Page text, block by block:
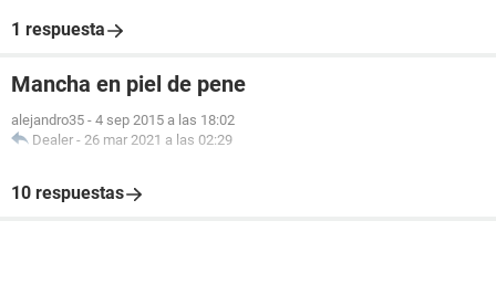
1 respuesta
Mancha en piel de pene
alejandro35 - 4 sep 2015 a las 18:02
Dealer - 26 mar 2021 a las 02:29
10 respuestas